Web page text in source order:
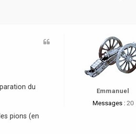
Emmanuel
Messages : 20
du
pions (en